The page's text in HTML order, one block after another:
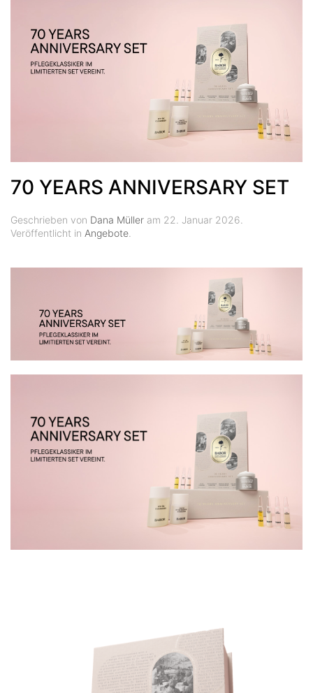
70 YEARS ANNIVERSARY SET
Geschrieben von Dana Müller am 22. Januar 2026
Veröffentlicht in Angebote